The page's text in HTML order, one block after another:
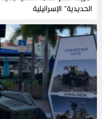
الحديدية” الإسرائيلية